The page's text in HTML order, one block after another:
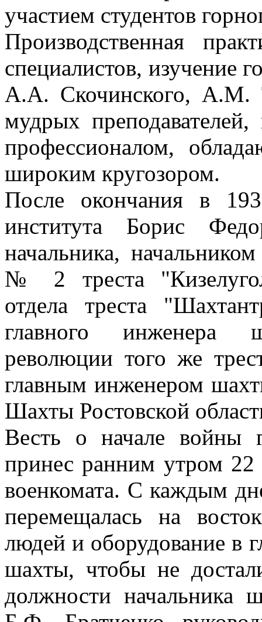
участием студентов
Производственная
специалистов, изучение
А.А. Скочинского, А.М.
мудрых
профессионалом,
широким кругозором.
После окончания в
института Борис
начальника,
№ 2 треста
отдела треста
главного инженера
революции того же
главным инженером
Шахты Ростовской
Весть о начале войны
принес ранним утром
военкомата. С каждым
перемещалась на
людей и оборудование в
шахты, чтобы не
должности начальника